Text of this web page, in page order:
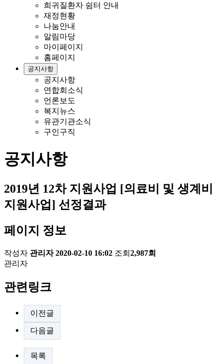
희귀질환자 쉼터 안내
재정현황
나눔안내
알림마당
마이페이지
홈페이지
공지사항
공지사항
연합회소식
언론보도
복지뉴스
유관기관소식
구인구직
공지사항
2019년 12차 지원사업 [의료비 및 생계비
지원사업] 선정결과
페이지 정보
작성자 관리자 2020-02-10 16:02 조회 2,987회
관리자
관련링크
이전글
다음글
목록